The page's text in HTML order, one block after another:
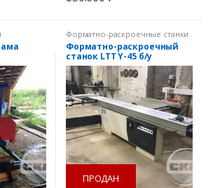
Форматно-раскроечные станки
Форматно-раскроечный
станок LTT Y-45 б/у
ПРОДАН